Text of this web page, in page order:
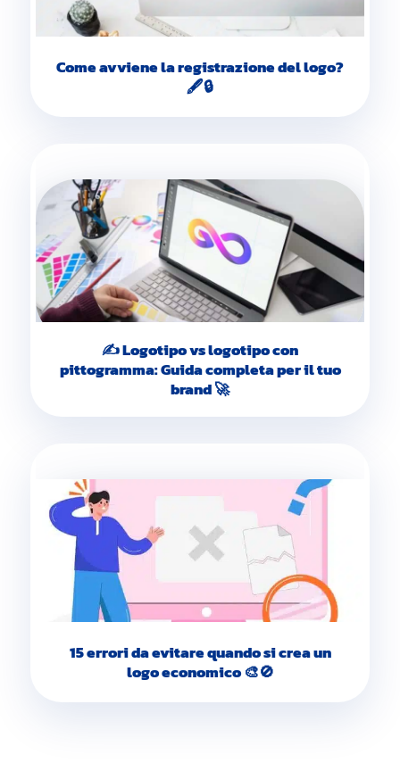
Come avviene la registrazione del logo?
🖋️🔒
✍️ Logotipo vs logotipo con
pittogramma: Guida completa per il tuo
brand 🚀
15 errori da evitare quando si crea un
logo economico 🎨🚫